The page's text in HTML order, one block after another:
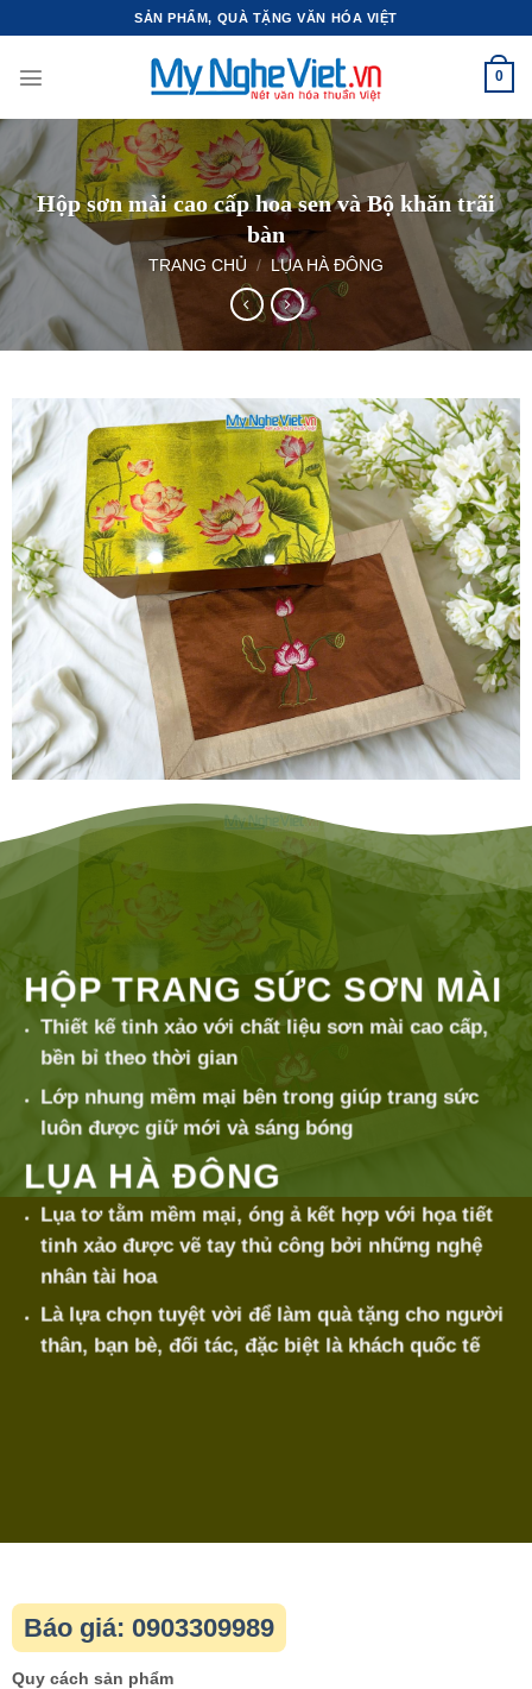
qua
nội
SẢN PHẨM, QUÀ TẶNG VĂN HÓA VIỆT
0
Hộp sơn mài cao cấp hoa sen và Bộ khăn trãi
bàn
TRANG CHỦ / LỤA HÀ ĐÔNG
HỘP TRANG SỨC SƠN MÀI
Thiết kế tinh xảo với chất liệu sơn mài cao cấp,
bền bỉ theo thời gian
Lớp nhung mềm mại bên trong giúp trang sức
luôn được giữ mới và sáng bóng
LỤA HÀ ĐÔNG
Lụa tơ tằm mềm mại, óng ả kết hợp với họa tiết
tinh xảo được vẽ tay thủ công bởi những nghệ
nhân tài hoa
Là lựa chọn tuyệt vời để làm quà tặng cho người
thân, bạn bè, đối tác, đặc biệt là khách quốc tế
Báo giá: 0903309989
Quy cách sản phẩm